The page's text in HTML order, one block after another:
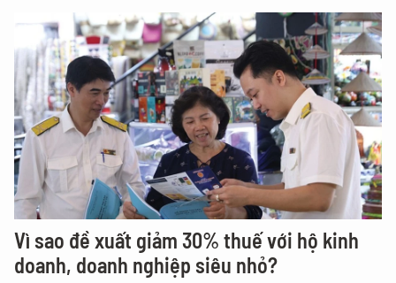
Vì sao đề xuất giảm 30% thuế với hộ kinh
doanh, doanh nghiệp siêu nhỏ?